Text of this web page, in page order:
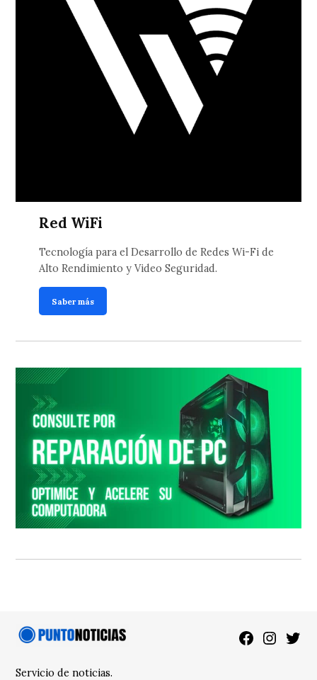
Red WiFi
Tecnología para el Desarrollo de Redes Wi-Fi de
Alto Rendimiento y Video Seguridad.
Saber más
Facebook
Servicio de noticias.